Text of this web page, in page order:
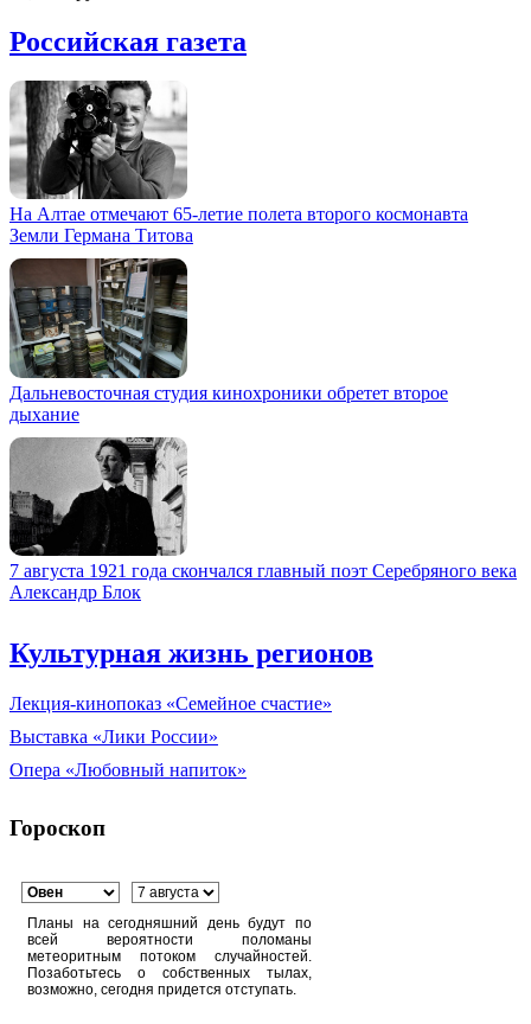
Российская газета
На Алтае отмечают 65-летие полета второго космонавта
Земли Германа Титова
Дальневосточная студия кинохроники обретет второе
дыхание
7 августа 1921 года скончался главный поэт Серебряного века
Александр Блок
Культурная жизнь регионов
Лекция-кинопоказ «Семейное счастие»
Выставка «Лики России»
Опера «Любовный напиток»
Гороскоп
Планы на сегодняшний день будут по
всей вероятности поломаны
метеоритным потоком случайностей.
Позаботьтесь о собственных тылах,
возможно, сегодня придется отступать.